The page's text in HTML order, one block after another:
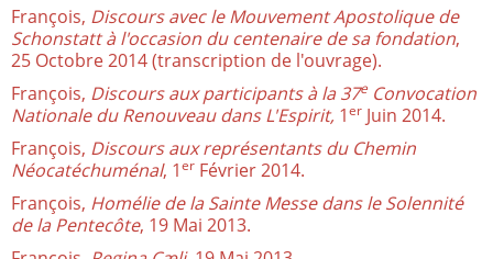
François, Discours avec le Mouvement Apostolique de
Schonstatt à l'occasion du centenaire de sa fondation,
25 Octobre 2014 (transcription de l'ouvrage).
François, Discours aux participants à la 37e Convocation
Nationale du Renouveau dans L'Espirit, 1er Juin 2014.
François, Discours aux représentants du Chemin
Néocatéchuménal, 1er Février 2014.
François, Homélie de la Sainte Messe dans le Solennité
de la Pentecôte, 19 Mai 2013.